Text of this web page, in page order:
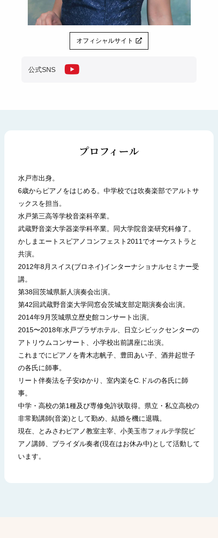
オフィシャルサイト
公式SNS
プロフィール
水戸市出身。
6歳からピアノをはじめる。中学校では吹奏楽部でアルトサ
ックスを担当。
水戸第三高等学校音楽科卒業。
武蔵野音楽大学器楽学科卒業。同大学院音楽研究科修了。
かしまエートスピアノコンフェスト2011でオーケストラと
共演。
2012年8月スイス(ブロネイ)インターナショナルセミナー受
講。
第38回茨城県新人演奏会出演。
第42回武蔵野音楽大学同窓会茨城支部定期演奏会出演。
2014年9月茨城県立歴史館コンサート出演。
2015〜2018年水戸プラザホテル、日立シビックセンターの
アトリウムコンサート、小学校出前講座に出演。
これまでにピアノを青木志帆子、豊田あい子、酒井起世子
の各氏に師事。
リート伴奏法を子安ゆかり、室内楽をC.ドルの各氏に師
事。
中学・高校の第1種及び専修免許状取得。県立・私立高校の
非常勤講師(音楽)として勤め、結婚を機に退職。
現在、とみさわピアノ教室主宰、小美玉市フォルテ学院ピ
アノ講師、ブライダル奏者(現在はお休み中)として活動して
います。